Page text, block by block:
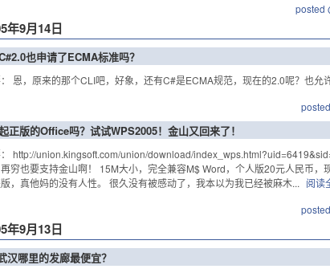
posted
年9月14日
也申请了ECMA标准吗？
恩，原来的那个CLI吧，好象，还有C#是ECMA规范，现在的2.0呢？也允
正版的Office吗？试试WPS2005！金山又回来了！
http://union.kingsoft.com/union/download/
穷也要支持金山啊！ 15M大小，完全兼容M$ Word，个人版20元人民币
，真他妈的没有人性。 很久没有被感动了，我本以为我已经被麻木... 阅读
年9月13日
汉哪里的发廊最便宜？